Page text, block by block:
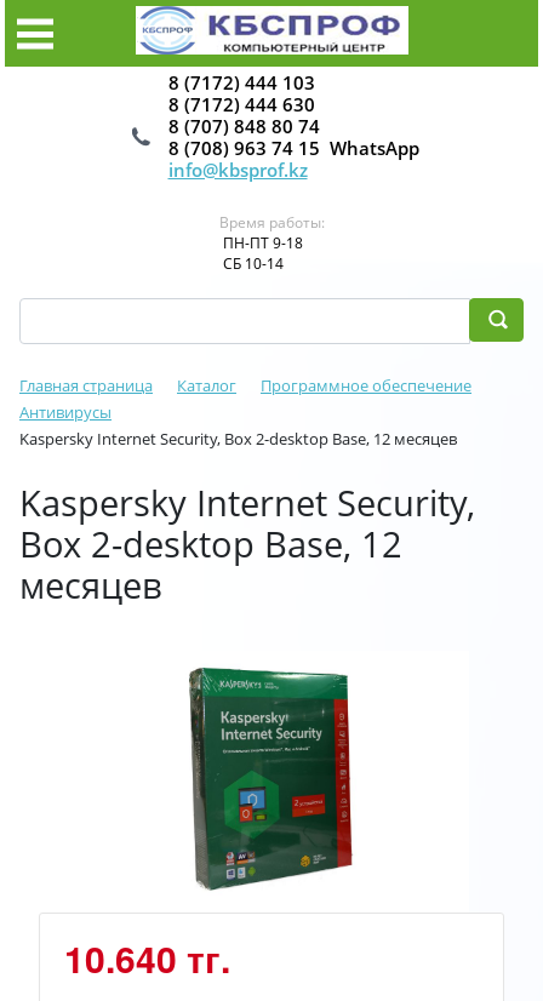
8 (7172) 444 103
8 (7172) 444 630
8 (707) 848 80 74
8 (708) 963 74 15 WhatsApp
info@kbsprof.kz
Время работы:
ПН-ПТ 9-18
СБ 10-14
Главная страница Каталог
Программное обеспечение
Антивирусы
Kaspersky Internet Security, Box 2-desktop Base, 12 месяцев
Kaspersky Internet Security,
Box 2-desktop Base, 12
месяцев
10.640 тг.